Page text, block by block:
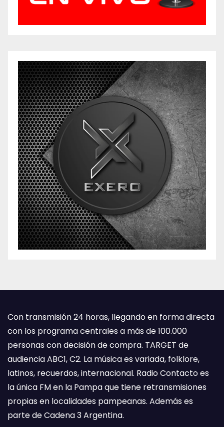
Con transmisión 24 horas, llegando en forma directa
con los programa centrales a más de 100.000
personas con decisión de compra. TARGET de
audiencia ABC1, C2. La música es variada, folklore,
latinos, recuerdos, internacional. Radio Contacto es
la única FM en la Pampa que tiene retransmisiones
propias en localidades pampeanas. Además es
parte de Cadena 3 Argentina.